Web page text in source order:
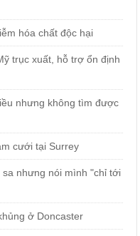
hóa chất độc hại
trục xuất, hỗ trợ ổn định
nhưng không tìm được
cưới tại Surrey
nhưng nói mình "chỉ tới
ở Doncaster